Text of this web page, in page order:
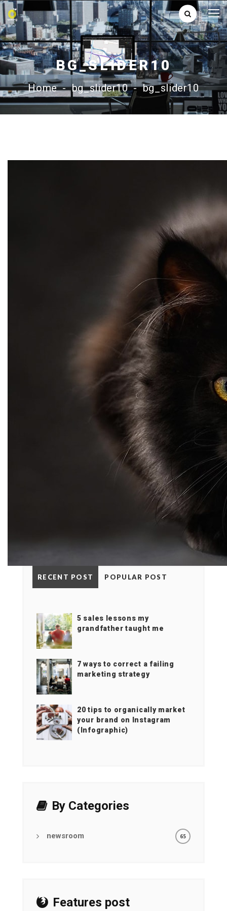
BG_SLIDER10
Home - bg_slider10 - bg_slider10
RECENT POST POPULAR POST
5 sales lessons my
grandfather taught me
7 ways to correct a failing
marketing strategy
20 tips to organically market
your brand on Instagram
(Infographic)
By Categories
newsroom 65
Features post